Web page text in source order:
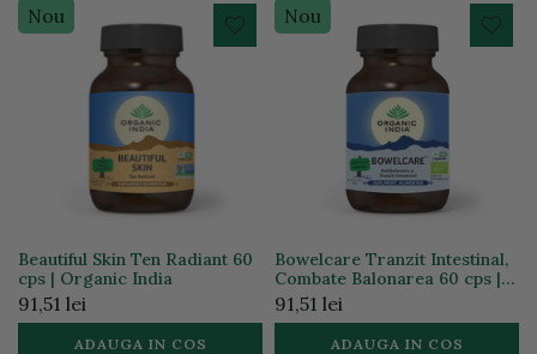
Nou
Beautiful Skin Ten Radiant 60
cps | Organic India
91,51 lei
ADAUGA IN COS
Nou
Bowelcare Tranzit Intestinal,
Combate Balonarea 60 cps |
Organic India
91,51 lei
ADAUGA IN COS